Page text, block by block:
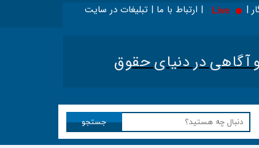
اینجا بخوانید - ویژه حقوقدانان|
| | ارتباط با ما | تبلیغات در سایت
Live
آگاهی در دنیای حقوق​​​​​​​
جستجو